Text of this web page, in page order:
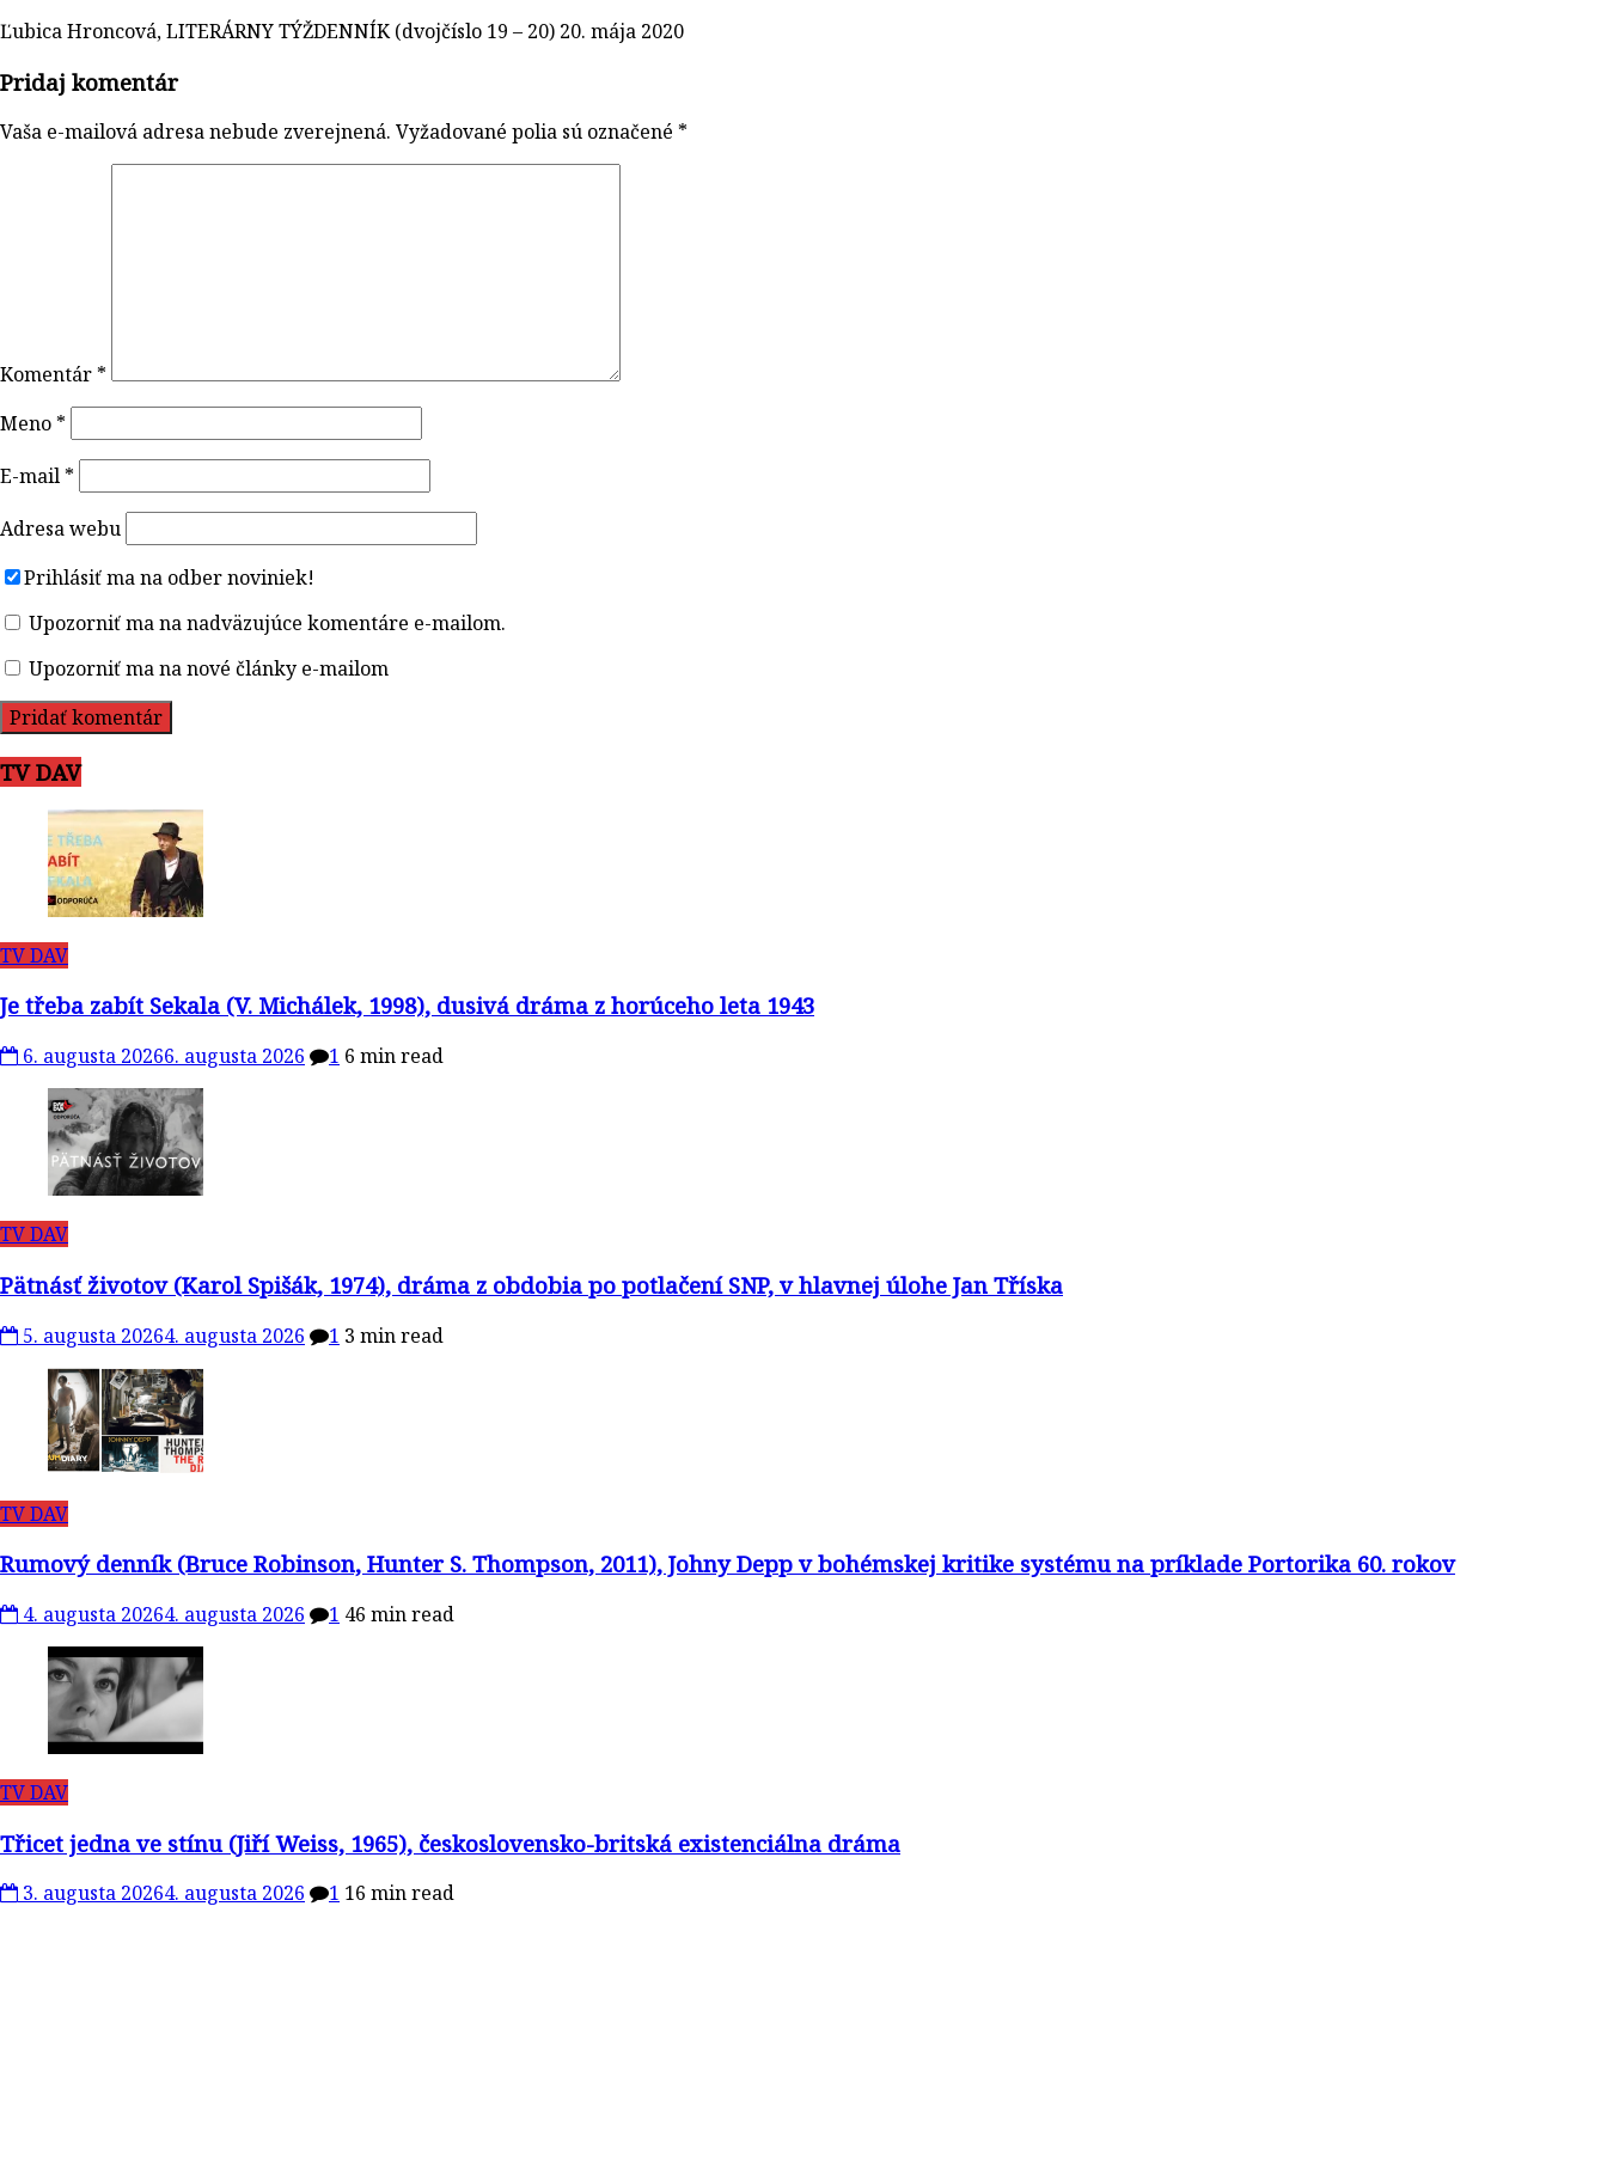
Ľubica Hroncová, LITERÁRNY TÝŽDENNÍK (dvojčíslo 19 – 20) 20. mája 2020
Pridaj komentár
Vaša e-mailová adresa nebude zverejnená. Vyžadované polia sú označené *
Komentár *
Meno *
E-mail *
Adresa webu
Prihlásiť ma na odber noviniek!
Upozorniť ma na nadväzujúce komentáre e-mailom.
Upozorniť ma na nové články e-mailom
TV DAV
TV DAV
Je třeba zabít Sekala (V. Michálek, 1998), dusivá dráma z horúceho leta 1943
6. augusta 20266. augusta 2026 1 6 min read
TV DAV
Pätnásť životov (Karol Spišák, 1974), dráma z obdobia po potlačení SNP, v hlavnej úlohe Jan Tříska
5. augusta 20264. augusta 2026 1 3 min read
TV DAV
Rumový denník (Bruce Robinson, Hunter S. Thompson, 2011), Johny Depp v bohémskej kritike systému na príklade Portorika 60. rokov
4. augusta 20264. augusta 2026 1 46 min read
TV DAV
Třicet jedna ve stínu (Jiří Weiss, 1965), československo-britská existenciálna dráma
3. augusta 20264. augusta 2026 1 16 min read